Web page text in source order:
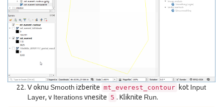
V oknu Smooth izberite mt_everest_contour kot Input
Layer, v Iterationsvnesite 5 . Kliknite Run.